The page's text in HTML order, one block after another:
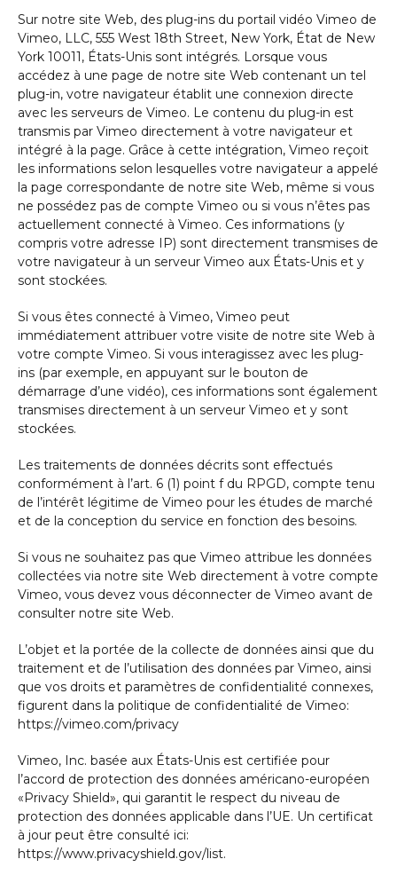
Sur notre site Web, des plug-ins du portail vidéo Vimeo de
Vimeo, LLC, 555 West 18th Street, New York, État de New
York 10011, États-Unis sont intégrés. Lorsque vous
accédez à une page de notre site Web contenant un tel
plug-in, votre navigateur établit une connexion directe
avec les serveurs de Vimeo. Le contenu du plug-in est
transmis par Vimeo directement à votre navigateur et
intégré à la page. Grâce à cette intégration, Vimeo reçoit
les informations selon lesquelles votre navigateur a appelé
la page correspondante de notre site Web, même si vous
ne possédez pas de compte Vimeo ou si vous n’êtes pas
actuellement connecté à Vimeo. Ces informations (y
compris votre adresse IP) sont directement transmises de
votre navigateur à un serveur Vimeo aux États-Unis et y
sont stockées.
Si vous êtes connecté à Vimeo, Vimeo peut
immédiatement attribuer votre visite de notre site Web à
votre compte Vimeo. Si vous interagissez avec les plug-
ins (par exemple, en appuyant sur le bouton de
démarrage d’une vidéo), ces informations sont également
transmises directement à un serveur Vimeo et y sont
stockées.
Les traitements de données décrits sont effectués
conformément à l’art. 6 (1) point f du RPGD, compte tenu
de l’intérêt légitime de Vimeo pour les études de marché
et de la conception du service en fonction des besoins.
Si vous ne souhaitez pas que Vimeo attribue les données
collectées via notre site Web directement à votre compte
Vimeo, vous devez vous déconnecter de Vimeo avant de
consulter notre site Web.
L’objet et la portée de la collecte de données ainsi que du
traitement et de l’utilisation des données par Vimeo, ainsi
que vos droits et paramètres de confidentialité connexes,
figurent dans la politique de confidentialité de Vimeo:
https://vimeo.com/privacy
Vimeo, Inc. basée aux États-Unis est certifiée pour
l’accord de protection des données américano-européen
«Privacy Shield», qui garantit le respect du niveau de
protection des données applicable dans l’UE. Un certificat
à jour peut être consulté ici:
https://www.privacyshield.gov/list.